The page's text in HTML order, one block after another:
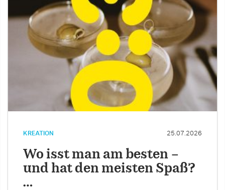
KREATION 25.07.2026
Wo isst man am besten –
und hat den meisten Spaß?
…